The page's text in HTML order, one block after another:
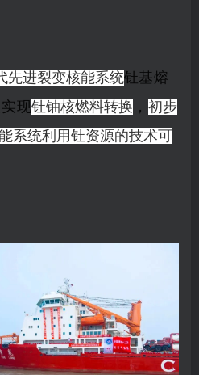
先进裂变核能系统钍基熔
现钍铀核燃料转换 ， 初步
系统利用钍资源的技术可